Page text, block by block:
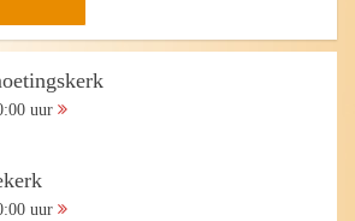
uur
uur